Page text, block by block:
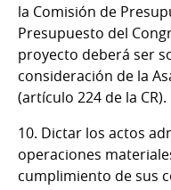
la Comisión de
Presupuesto del
proyecto deberá ser
consideración de la
(artículo 224 de la CR).
10. Dictar los actos
operaciones
cumplimiento de sus